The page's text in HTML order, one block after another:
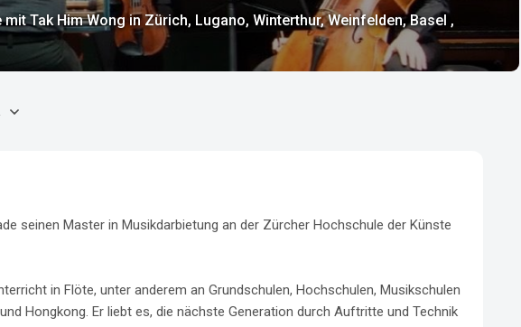
Tak Him Wong in Zürich, Lugano, Winterthur, Weinfelden, Basel ,
seinen Master in Musikdarbietung an der Zürcher Hochschule der Künste
in Flöte, unter anderem an Grundschulen, Hochschulen, Musikschulen
Hongkong. Er liebt es, die nächste Generation durch Auftritte und Technik